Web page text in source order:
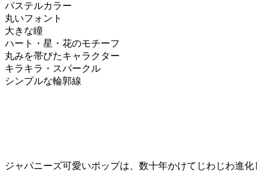
パステルカラー
丸いフォント
大きな瞳
ハート・星・花のモチーフ
丸みを帯びたキャラクター
キラキラ・スパークル
シンプルな輪郭線
ジャパニーズ可愛いポップは、数十年かけてじわじわ進化